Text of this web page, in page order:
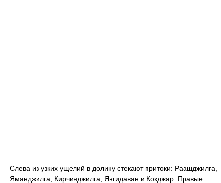
Слева из узких ущелий в долину стекают притоки: Раашджилга,
Яманджилга, Кирчинджилга, Янгидаван и Кокджар. Правые